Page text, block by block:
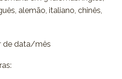
alemão, italiano, chinês,
de data/mês